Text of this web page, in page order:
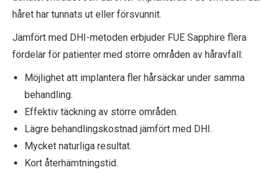
håret har tunnats ut eller försvunnit.
Jämfört med DHI-metoden erbjuder FUE Sapphire flera
fördelar för patienter med större områden av håravfall:
Möjlighet att implantera fler hårsäckar under samma
behandling.
Effektiv täckning av större områden.
Lägre behandlingskostnad jämfört med DHI.
Mycket naturliga resultat.
Kort återhämtningstid.